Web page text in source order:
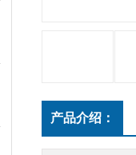
产品介绍：